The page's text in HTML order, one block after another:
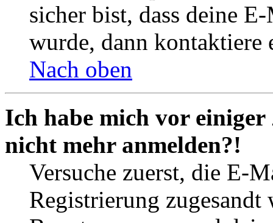
sicher bist, dass deine
wurde, dann kontaktiere
Nach oben
Ich habe mich vor
nicht mehr anmelden?!
Versuche zuerst, die E-
Registrierung